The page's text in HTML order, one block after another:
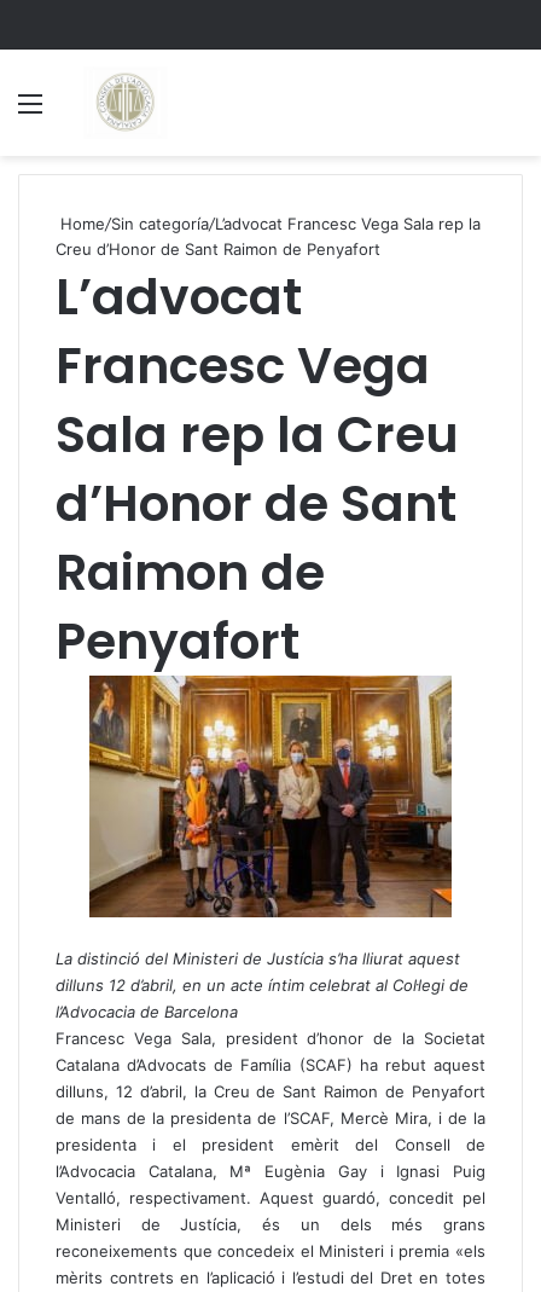
Home/Sin categoría/L’advocat Francesc Vega Sala rep la
Creu d’Honor de Sant Raimon de Penyafort
L’advocat
Francesc Vega
Sala rep la Creu
d’Honor de Sant
Raimon de
Penyafort
La distinció del Ministeri de Justícia s’ha lliurat aquest
dilluns 12 d’abril, en un acte íntim celebrat al Col·legi de
l’Advocacia de Barcelona
Francesc Vega Sala, president d’honor de la Societat
Catalana d’Advocats de Família (SCAF) ha rebut aquest
dilluns, 12 d’abril, la Creu de Sant Raimon de Penyafort
de mans de la presidenta de l’SCAF, Mercè Mira, i de la
presidenta i el president emèrit del Consell de
l’Advocacia Catalana, Mª Eugènia Gay i Ignasi Puig
Ventalló, respectivament. Aquest guardó, concedit pel
Ministeri de Justícia, és un dels més grans
reconeixements que concedeix el Ministeri i premia «els
mèrits contrets en l’aplicació i l’estudi del Dret en totes